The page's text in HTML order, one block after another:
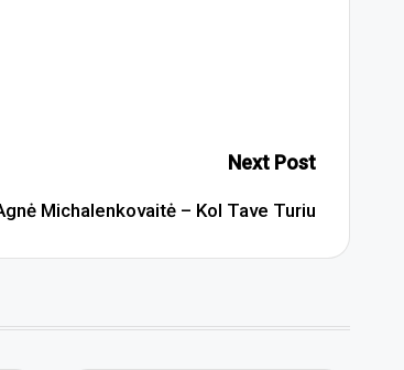
Next Post
Michalenkovaitė – Kol Tave Turiu